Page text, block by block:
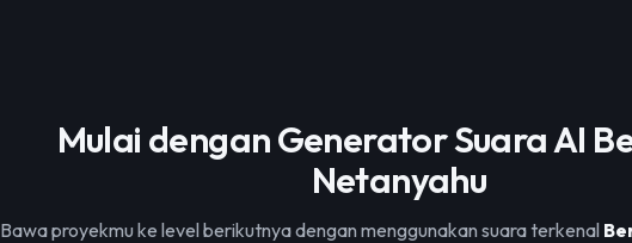
Mulai dengan Generator Suara AI
Netanyahu
Bawa proyekmu ke level berikutnya dengan menggunakan suara terkenal